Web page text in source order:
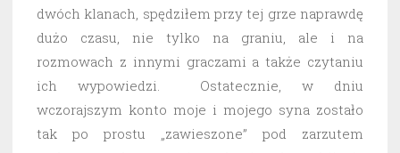
dwóch klanach, spędziłem przy tej grze naprawdę
dużo czasu, nie tylko na graniu, ale i na
rozmowach z innymi graczami a także czytaniu
ich wypowiedzi. Ostatecznie, w dniu
wczorajszym konto moje i mojego syna zostało
tak po prostu „zawieszone” pod zarzutem